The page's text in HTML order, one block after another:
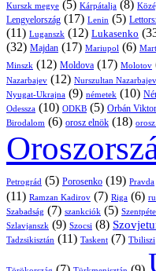
Kurszk megye (5) Kárpátalja (8)
Lengyelország (17) Lenin (5)
(11) Luganszk (12) Lukasenko
(32) Majdan (17) Mariupol (6)
Minszk (12) Moldova (17) Molotov
Nazarbajev (12) Nurszultan Nazarbajev
Nyugat-Ukrajna (9) németek (10)
Odessza (10) ODKB (5) Orbán Viktor
Birodalom (6) orosz elnök (18)
Petrográd (5) Porosenko (19) Pravda
(11) Ramzan Kadirov (7) Riga (6)
Szabadság (7) szankciók (5)
Szlavjanszk (9) Szocsi (8)
Tadzsikisztán (11) Taskent (7) Tbiliszi